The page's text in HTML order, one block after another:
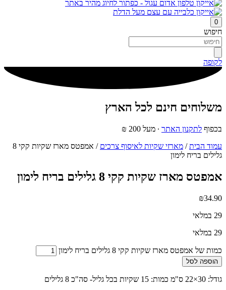
0
חיפוש
לקופה
משלוחים חינם לכל הארץ
בכפוף לתקנון האתר ∙ מעל 200 ₪
עמוד הבית/ מארזי שקיות לאיסוף צרכים
/ אמפטס מארז שקיות קקי 8
גלילים בריח לימון
אמפטס מארז שקיות קקי 8 גלילים בריח לימון
₪34.90
29 במלאי
29 במלאי
כמות של אמפטס מארז שקיות קקי 8 גלילים בריח לימון
הוספה לסל
גודל: 30×22 ס"מ כמות: 15 שקיות בכל גליל- סה"כ 8 גלילים